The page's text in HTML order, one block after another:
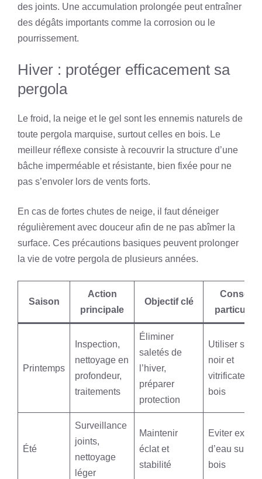
des joints. Une accumulation prolongée peut entraîner
des dégâts importants comme la corrosion ou le
pourrissement.
Hiver : protéger efficacement sa
pergola
Le froid, la neige et le gel sont les ennemis naturels de
toute pergola marquise, surtout celles en bois. Le
meilleur réflexe consiste à recouvrir la structure d’une
bâche imperméable et résistante, bien fixée pour ne
pas s’envoler lors de vents forts.
En cas de fortes chutes de neige, il faut déneiger
régulièrement avec douceur afin de ne pas abîmer la
surface. Ces précautions basiques peuvent prolonger
la vie de votre pergola de plusieurs années.
Saison
Action
principale
Objectif clé
Conseil
particulier
Printemps
Inspection,
nettoyage en
profondeur,
traitements
Éliminer
saletés de
l’hiver,
préparer
protection
Utiliser
noir et
vitrificateur
bois
Été
Surveillance
joints,
nettoyage
léger
Maintenir
éclat et
stabilité
Eviter excès
d’eau sur
bois